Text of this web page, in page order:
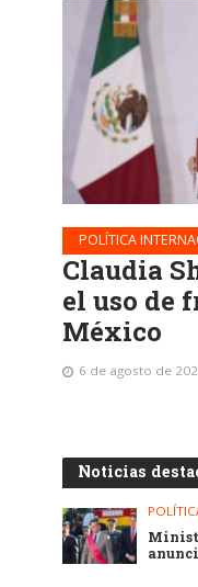
POLÍTICA
Claudia
el uso de
México
6 de agosto de
Noticias